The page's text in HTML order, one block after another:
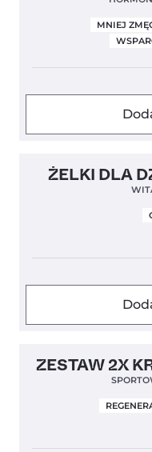
MNIEJ
Clean Label
ŻELKI DLA
Bestseller!
ZESTAW 2X